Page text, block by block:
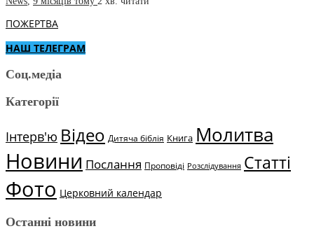
ПОЖЕРТВА
НАШ ТЕЛЕГРАМ
Соц.медіа
Категорії
Інтерв'ю Відео Дитяча біблія Книга Молитва
Новини Послання Проповіді Розслідування Статті
Фото Церковний календар
Останні новини